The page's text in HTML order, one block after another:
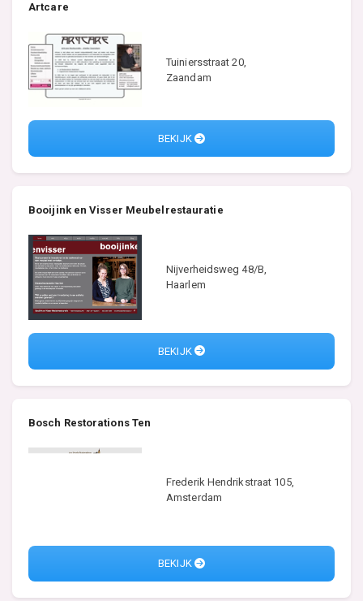
Artcare
Tuiniersstraat 20,
Zaandam
BEKIJK
Booijink en Visser Meubelrestauratie
Nijverheidsweg 48/B,
Haarlem
BEKIJK
Bosch Restorations Ten
Frederik Hendrikstraat 105,
Amsterdam
BEKIJK